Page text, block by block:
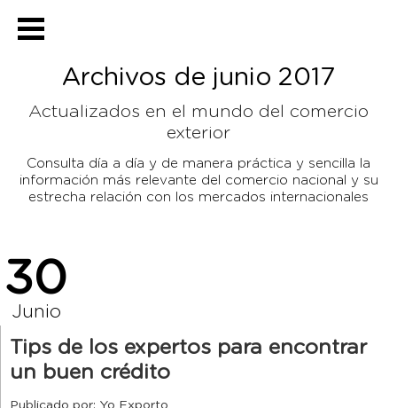
Archivos de junio 2017
Actualizados en el mundo del comercio
exterior
Consulta día a día y de manera práctica y sencilla la
información más relevante del comercio nacional y su
estrecha relación con los mercados internacionales
30
Junio
Tips de los expertos para encontrar
un buen crédito
Publicado por: Yo Exporto